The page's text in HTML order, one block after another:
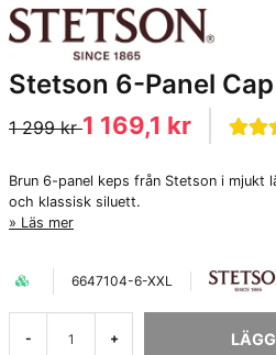
Stetson 6-Panel
1 299 kr1 169,1 kr
Brun 6-panel keps från Stetson i mjukt
och klassisk siluett.
Läs mer
6647104-6-XXL
- +